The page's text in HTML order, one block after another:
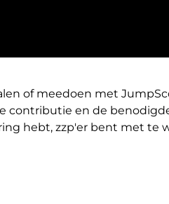
of meedoen met
contributie en de
hebt, zzp'er bent met te